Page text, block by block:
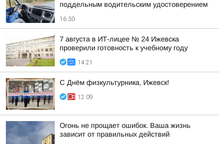
поддельным водительским удостоверением
16:30
7 августа в ИТ-лицее № 24 Ижевска
проверили готовность к учебному году
14:21
С Днём физкультурника, Ижевск!
12:09
Огонь не прощает ошибок. Ваша жизнь
зависит от правильных действий